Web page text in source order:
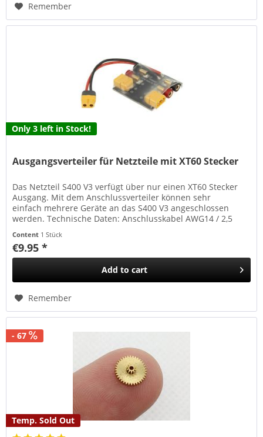
Remember
Only 3 left in Stock!
Ausgangsverteiler für Netzteile mit XT60 Stecker
Das Netzteil S400 V3 verfügt über nur einen XT60 Stecker
Ausgang. Mit dem Anschlussverteiler können sehr
einfach mehrere Geräte an das S400 V3 angeschlossen
werden. Technische Daten: Anschlusskabel AWG14 / 2,5
Content 1 Stück
€9.95 *
Add to cart
Remember
- 67
Temp. Sold Out